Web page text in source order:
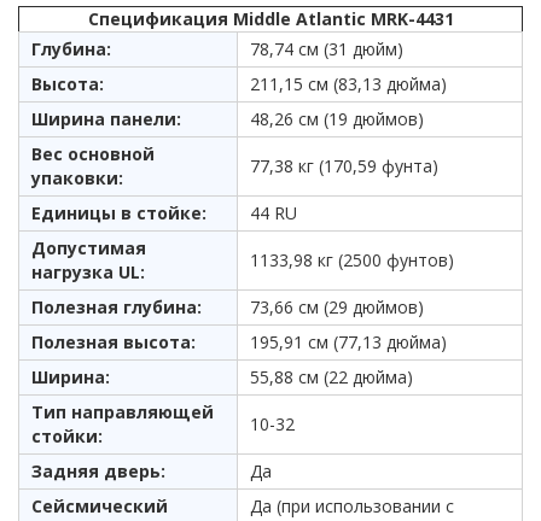
Спецификация Middle Atlantic MRK-4431
Глубина:
78,74 см (31 дюйм)
Высота:
211,15 см (83,13 дюйма)
Ширина панели:
48,26 см (19 дюймов)
Вес основной
упаковки:
77,38 кг (170,59 фунта)
Единицы в стойке:
44 RU
Допустимая
нагрузка UL:
1133,98 кг (2500 фунтов)
Полезная глубина:
73,66 см (29 дюймов)
Полезная высота:
195,91 см (77,13 дюйма)
Ширина:
55,88 см (22 дюйма)
Тип направляющей
стойки:
10-32
Задняя дверь:
Да
Сейсмический
Да (при использовании с